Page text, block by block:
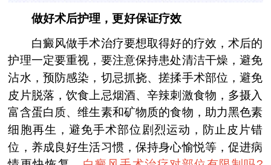
做好术后护理，更好保证疗效
白癜风做手术治疗要想取得好的疗效，术后的
护理一定要重视，要注意保持患处清洁干燥，避免
沾水，预防感染，切忌抓挠、搓揉手术部位，避免
皮片脱落，饮食上忌烟酒、辛辣刺激食物，多摄入
富含蛋白质、维生素和矿物质的食物，助力黑色素
细胞再生，避免手术部位剧烈运动，防止皮片错
位，养成良好生活习惯，保持身心愉悦等，促进病